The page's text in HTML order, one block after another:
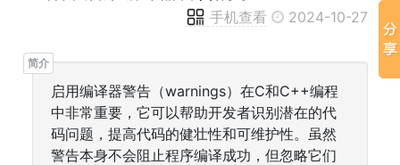
手机查看 2024-10-27
启用编译器警告（warnings）在C和C++编程
中非常重要，它可以帮助开发者识别潜在的代
码问题，提高代码的健壮性和可维护性。虽然
警告本身不会阻止程序编译成功，但忽略它们